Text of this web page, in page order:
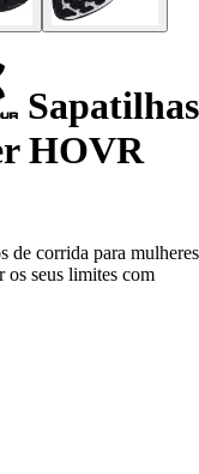
Sapatilhas
HOVR
de corrida para mulheres
seus limites com